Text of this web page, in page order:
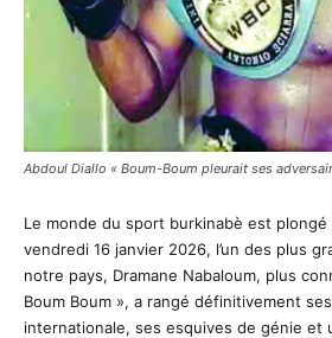
Abdoul Diallo « Boum-Boum pleurait ses
Le monde du sport burkinabè est plongé
vendredi 16 janvier 2026, l’un des plus
notre pays, Dramane Nabaloum, plus
Boum Boum », a rangé définitivement
internationale, ses esquives de génie et